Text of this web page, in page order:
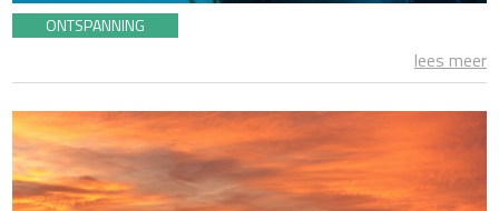
ONTSPANNING
lees meer